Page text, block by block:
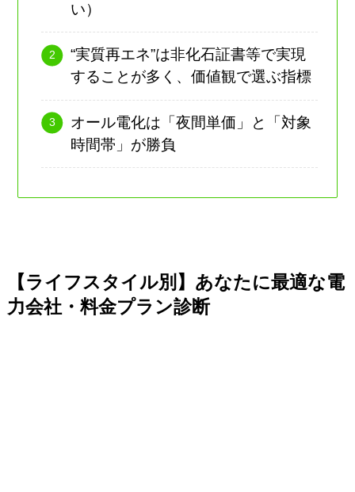
い）
“実質再エネ”は非化石証書等で実現
することが多く、価値観で選ぶ指標
オール電化は「夜間単価」と「対象
時間帯」が勝負
【ライフスタイル別】あなたに最適な電
力会社・料金プラン診断